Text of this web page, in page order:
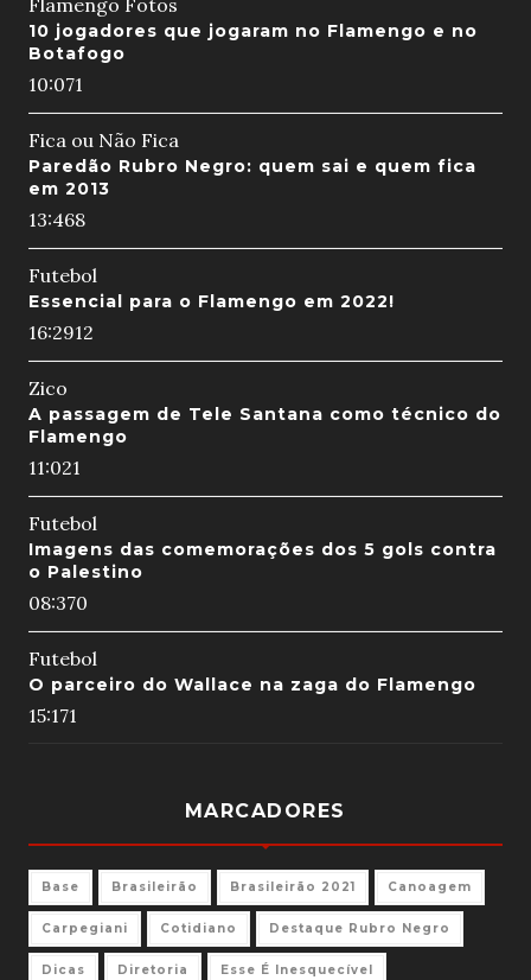
10 jogadores que jogaram no Flamengo e no
Botafogo
10:071
Fica ou Não Fica
Paredão Rubro Negro: quem sai e quem fica
em 2013
13:468
Futebol
Essencial para o Flamengo em 2022!
16:2912
Zico
A passagem de Tele Santana como técnico do
Flamengo
11:021
Futebol
Imagens das comemorações dos 5 gols contra
o Palestino
08:370
Futebol
O parceiro do Wallace na zaga do Flamengo
15:171
MARCADORES
Base Brasileirão Brasileirão 2021 Canoagem
Carpegiani Cotidiano Destaque Rubro Negro
Dicas Diretoria Esse É Inesquecível